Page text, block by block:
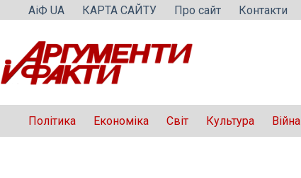
Перейти
вмісту
АіФ UA КАРТА САЙТУ Про сайт Контакти
Політика Економіка Світ Культура Війна